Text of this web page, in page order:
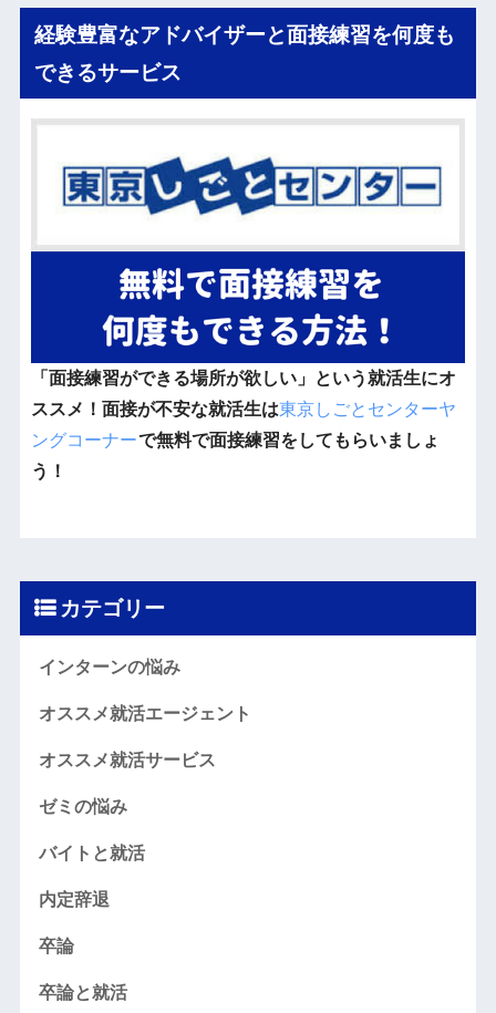
経験豊富なアドバイザーと面接練習を何度も
できるサービス
「面接練習ができる場所が欲しい」という就活生にオ
ススメ！面接が不安な就活生は東京しごとセンターヤ
ングコーナーで無料で面接練習をしてもらいましょ
う！
カテゴリー
インターンの悩み
オススメ就活エージェント
オススメ就活サービス
ゼミの悩み
バイトと就活
内定辞退
卒論
卒論と就活